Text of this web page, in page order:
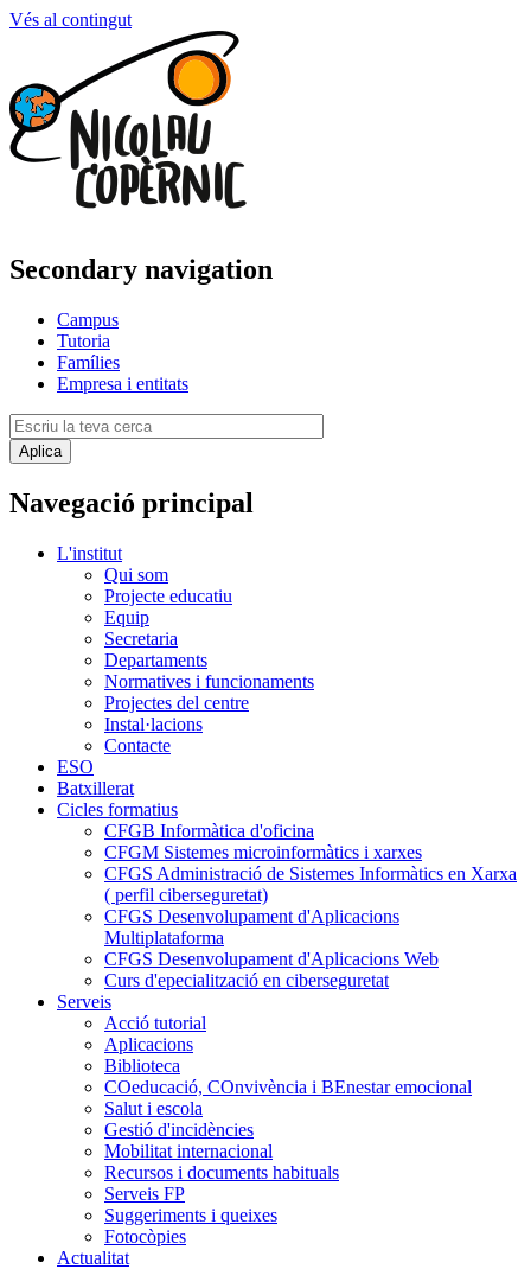
Vés al contingut
Secondary navigation
Campus
Tutoria
Famílies
Empresa i entitats
Navegació principal
L'institut
Qui som
Projecte educatiu
Equip
Secretaria
Departaments
Normatives i funcionaments
Projectes del centre
Instal·lacions
Contacte
ESO
Batxillerat
Cicles formatius
CFGB Informàtica d'oficina
CFGM Sistemes microinformàtics i xarxes
CFGS Administració de Sistemes Informàtics en Xarxa
( perfil ciberseguretat)
CFGS Desenvolupament d'Aplicacions
Multiplataforma
CFGS Desenvolupament d'Aplicacions Web
Curs d'epecialització en ciberseguretat
Serveis
Acció tutorial
Aplicacions
Biblioteca
COeducació, COnvivència i BEnestar emocional
Salut i escola
Gestió d'incidències
Mobilitat internacional
Recursos i documents habituals
Serveis FP
Suggeriments i queixes
Fotocòpies
Actualitat